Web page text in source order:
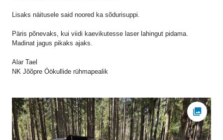
Lisaks näitusele said noored ka sõdurisuppi.
Päris põnevaks, kui viidi kaevikutesse laser lahingut pidama.
Madinat jagus pikaks ajaks.
Alar Tael
NK Jõõpre Öökullide rühmapealik
Ava